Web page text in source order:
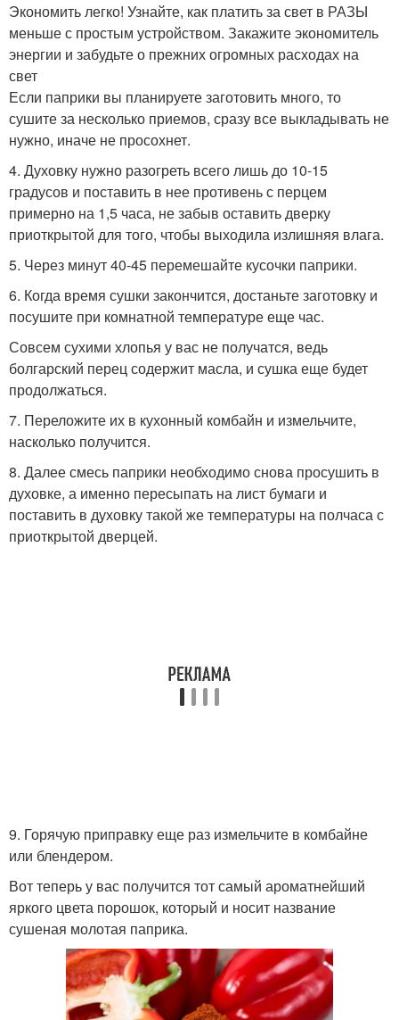
Экономить легко! Узнайте, как платить за свет в РАЗЫ
меньше с простым устройством. Закажите экономитель
энергии и забудьте о прежних огромных расходах на
свет
Если паприки вы планируете заготовить много, то
сушите за несколько приемов, сразу все выкладывать не
нужно, иначе не просохнет.
4. Духовку нужно разогреть всего лишь до 10-15
градусов и поставить в нее противень с перцем
примерно на 1,5 часа, не забыв оставить дверку
приоткрытой для того, чтобы выходила излишняя влага.
5. Через минут 40-45 перемешайте кусочки паприки.
6. Когда время сушки закончится, достаньте заготовку и
посушите при комнатной температуре еще час.
Совсем сухими хлопья у вас не получатся, ведь
болгарский перец содержит масла, и сушка еще будет
продолжаться.
7. Переложите их в кухонный комбайн и измельчите,
насколько получится.
8. Далее смесь паприки необходимо снова просушить в
духовке, а именно пересыпать на лист бумаги и
поставить в духовку такой же температуры на полчаса с
приоткрытой дверцей.
9. Горячую приправку еще раз измельчите в комбайне
или блендером.
Вот теперь у вас получится тот самый ароматнейший
яркого цвета порошок, который и носит название
сушеная молотая паприка.